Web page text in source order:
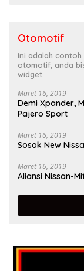
Otomotif
Ini adalah
otomotif, anda
widget.
Maret 16, 2019
Demi Xpander,
Pajero Sport
Maret 16, 2019
Sosok New
Maret 16, 2019
Aliansi Nissan-